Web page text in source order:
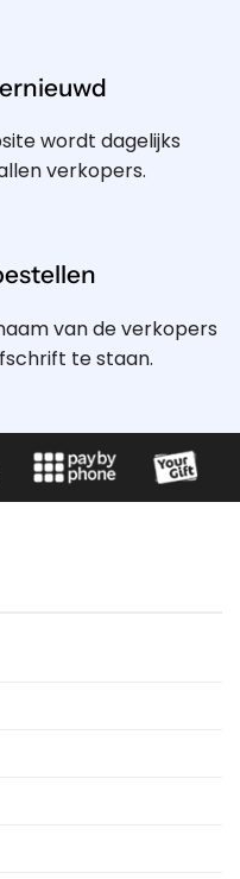
wordt dagelijks
verkopers.
van de verkopers
te staan.